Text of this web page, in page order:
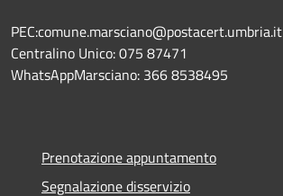
PEC:comune.marsciano@postacert.umbria.it
Centralino Unico: 075 87471
WhatsAppMarsciano: 366 8538495
Prenotazione appuntamento
Segnalazione disservizio